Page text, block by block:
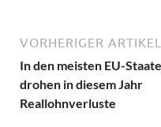
VORHERIGER ARTIKEL
In den meisten EU-
drohen in diesem Jahr
Reallohnverluste